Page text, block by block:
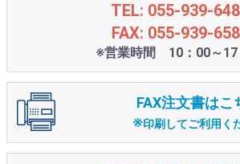
TEL: 055-939-
FAX: 055-939-
※営業時間 10：00～17
FAX注文書はこ
※印刷してご利用く